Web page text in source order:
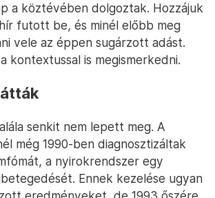
a köztévében dolgoztak. Hozzájuk
futott be, és minél előbb meg
vele az éppen sugárzott adást.
kontextussal is megismerkedni.
senkit nem lepett meg. A
még 1990-ben diagnosztizáltak
a nyirokrendszer egy
Ennek kezelése ugyan